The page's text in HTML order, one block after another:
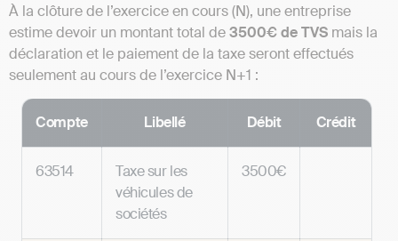
À la clôture de l’exercice en cours (N), une entreprise
estime devoir un montant total de3500€ de TVS mais la
déclaration et le paiement de la taxe seront effectués
seulement au cours de l’exercice N+1 :
Compte Libellé Débit Crédit
63514
Taxe sur les
véhicules de
sociétés
3500€